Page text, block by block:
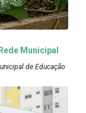
Municipal
de Educação